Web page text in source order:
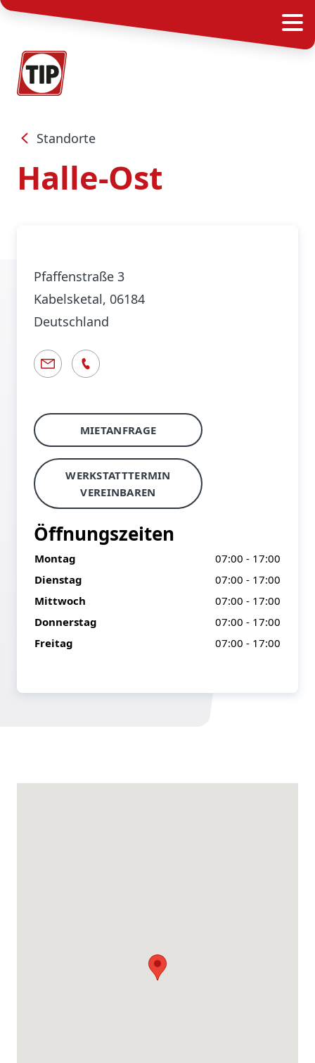
Standorte
Halle-Ost
Pfaffenstraße 3
Kabelsketal, 06184
Deutschland
MIETANFRAGE
WERKSTATTTERMIN
VEREINBAREN
Öffnungszeiten
Montag
07:00 - 17:00
Dienstag
07:00 - 17:00
Mittwoch
07:00 - 17:00
Donnerstag
07:00 - 17:00
Freitag
07:00 - 17:00